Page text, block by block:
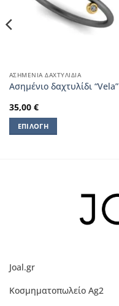
ΑΣΗΜΈΝΙΑ ΔΑΧΤΥΛΊΔΙΑ
Ασημένιο δαχτυλίδι “Vela”
35,00 €
ΕΠΙΛΟΓΉ
επιλεγούν
σελίδα
Joal.gr
Κοσμηματοπωλείο Ag2